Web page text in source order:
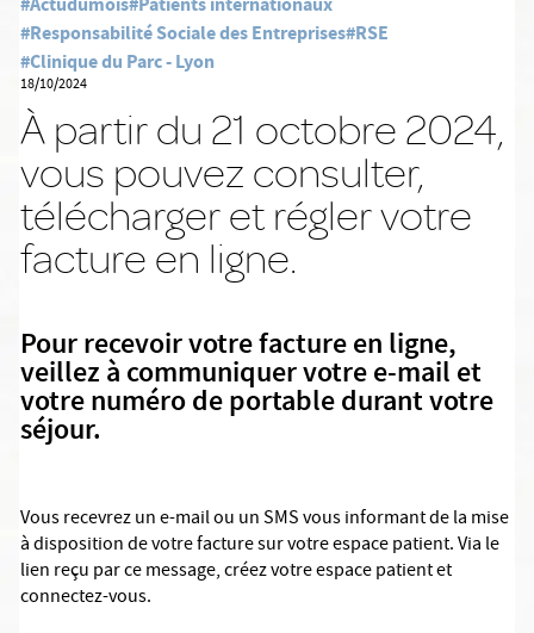
#Responsabilité Sociale des Entreprises#RSE
#Clinique du Parc - Lyon
18/10/2024
À partir du 21 octobre 2024,
vous pouvez consulter,
télécharger et régler votre
facture en ligne.
Pour recevoir votre facture en ligne,
veillez à communiquer votre e-mail et
votre numéro de portable durant votre
séjour.
Vous recevrez un e-mail ou un SMS vous informant de la mise
à disposition de votre facture sur votre espace patient. Via le
lien reçu par ce message, créez votre espace patient et
connectez-vous.